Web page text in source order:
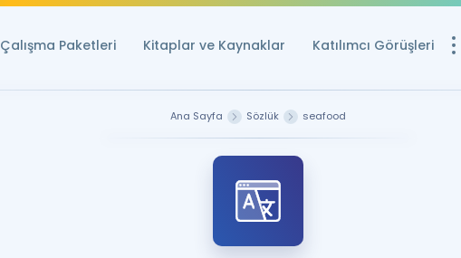
Çalışma Paketleri Kitaplar ve Kaynaklar Katılımcı Görüşleri
Ana Sayfa Sözlük seafood